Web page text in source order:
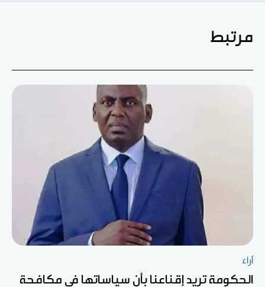
مرتبط
آراء
الحكومة تريد إقناعنا بأن سياساتها في مكافحة